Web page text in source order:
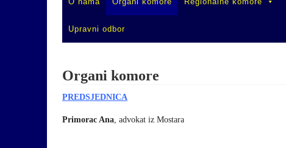
Upravni odbor
Organi komore
PREDSJEDNICA
Primorac Ana, advokat iz Mostara